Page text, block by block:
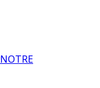
NOTRE